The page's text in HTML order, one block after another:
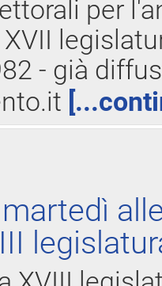
per
- già